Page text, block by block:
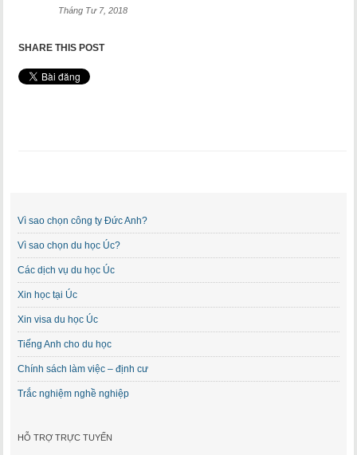
Tháng Tư 7, 2018
SHARE THIS POST
Vì sao chọn công ty Đức Anh?
Vì sao chọn du học Úc?
Các dịch vụ du học Úc
Xin học tại Úc
Xin visa du học Úc
Tiếng Anh cho du học
Chính sách làm việc – định cư
Trắc nghiệm nghề nghiệp
HỖ TRỢ TRỰC TUYẾN